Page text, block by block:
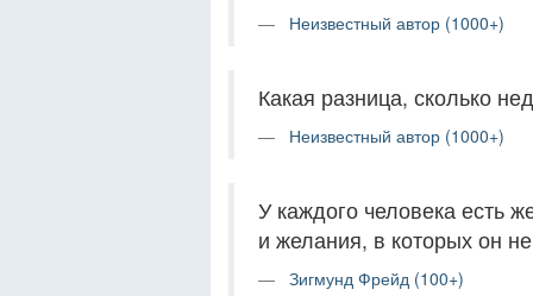
Неизвестный автор (1000+)
Какая разница, сколько
Неизвестный автор (1000+)
У каждого человека есть
и желания, в которых он
Зигмунд Фрейд (100+)